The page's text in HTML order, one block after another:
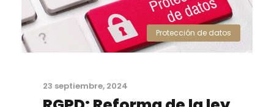
Protección de datos
23 septiembre, 2024